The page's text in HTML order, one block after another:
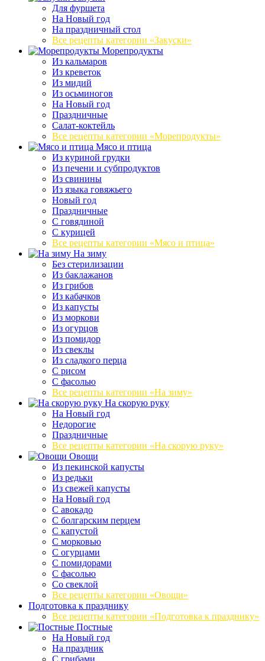
Для фуршета
На Новый год
На праздничный стол
Все рецепты категории «Закуски»
Морепродукты
Из кальмаров
Из креветок
Из мидий
Из осьминогов
На Новый год
Праздничные
Салат-коктейль
Все рецепты категории «Морепродукты»
Мясо и птица
Из куриной грудки
Из печени и субпродуктов
Из свинины
Из языка говяжьего
Новый год
Праздничные
С говядиной
С курицей
Все рецепты категории «Мясо и птица»
На зиму
Без стерилизации
Из баклажанов
Из грибов
Из кабачков
Из капусты
Из моркови
Из огурцов
Из помидор
Из свеклы
Из сладкого перца
С рисом
С фасолью
Все рецепты категории «На зиму»
На скорую руку
На Новый год
Недорогие
Праздничные
Все рецепты категории «На скорую руку»
Овощи
Из пекинской капусты
Из редьки
Из свежей капусты
На Новый год
С авокадо
С болгарским перцем
С капустой
С морковью
С огурцами
С помидорами
С фасолью
Со свеклой
Все рецепты категории «Овощи»
Подготовка к празднику
Все рецепты категории «Подготовка к празднику»
Постные
На Новый год
На праздник
С грибами